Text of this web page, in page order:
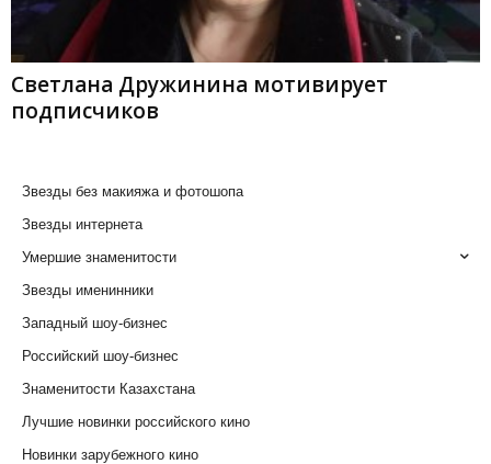
Светлана Дружинина мотивирует
подписчиков
Звезды без макияжа и фотошопа
Звезды интернета
Умершие знаменитости
Звезды именинники
Западный шоу-бизнес
Российский шоу-бизнес
Знаменитости Казахстана
Лучшие новинки российского кино
Новинки зарубежного кино